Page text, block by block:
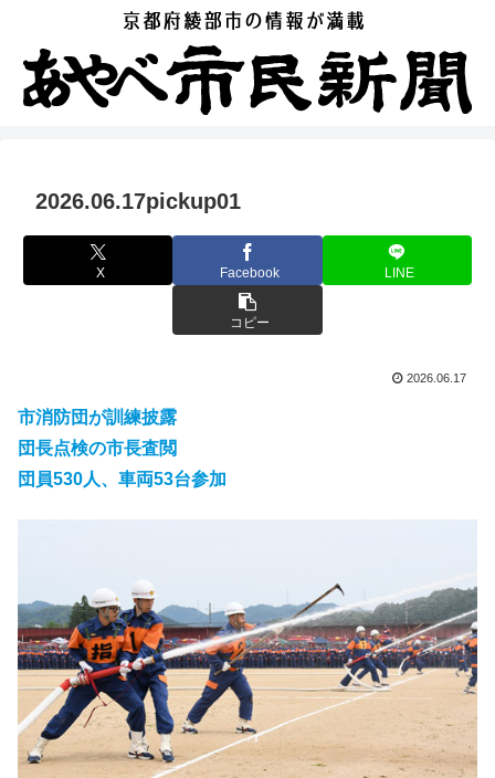
2026.06.17pickup01
X Facebook LINE
コピー
2026.06.17
市消防団が訓練披露
団長点検の市長査閲
団員530人、車両53台参加